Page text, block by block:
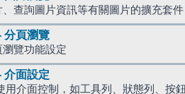
查詢圖片資訊等有關圖片的擴充套件
分頁瀏覽
覽功能設定
介面設定
用介面控制，如工具列、狀態列、按